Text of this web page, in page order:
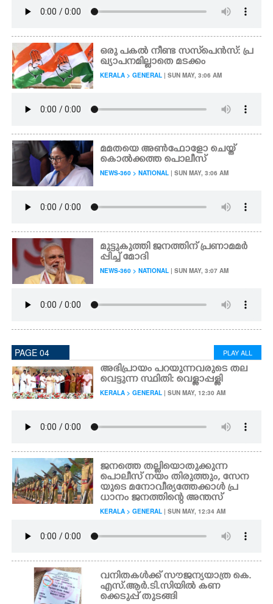
ഒരു പകൽ നീണ്ട സസ്‌പെൻസ്: പ്ര
ഖ്യാപനമില്ലാതെ മടക്കം
KERALA > GENERAL | SUN MAY, 3:06 AM
മമതയെ അൺഫോളോ ചെയ്ത്
കൊൽക്കത്ത പൊലീസ്
NEWS-360 > NATIONAL | SUN MAY, 3:06 AM
മുട്ടുകുത്തി ജനത്തിന് പ്രണാമമർ
പ്പിച്ച് മോദി
NEWS-360 > NATIONAL | SUN MAY, 3:07 AM
PAGE 04 PLAY ALL
അഭിപ്രായം പറയുന്നവരുടെ തല
വെട്ടുന്ന സ്ഥിതി: വെള്ളാപ്പള്ളി
KERALA > GENERAL | SUN MAY, 12:30 AM
ജനത്തെ തല്ലിയൊതുക്കുന്ന
പൊലീസ് നയം തിരുത്തും, സേന
യുടെ മനോവീര്യത്തേക്കാൾ പ്ര
ധാനം ജനത്തിന്റെ അന്തസ്
KERALA > GENERAL | SUN MAY, 12:34 AM
വനിതകൾക്ക് സൗജന്യയാത്ര കെ.
എസ്.ആർ.ടി.സിയിൽ കണ
ക്കെടുപ്പ് തുടങ്ങി